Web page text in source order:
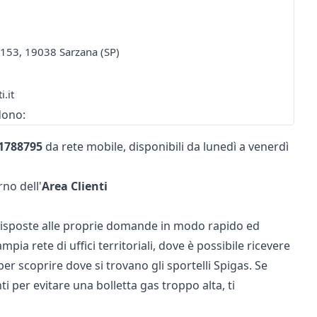
19038 Sarzana (SP)
da rete mobile, disponibili da lunedì a venerdì
dell'Area Clienti
alle proprie domande in modo rapido ed
rete di uffici territoriali, dove è possibile ricevere
scoprire dove si trovano gli sportelli Spigas. Se
per evitare una bolletta gas troppo alta, ti